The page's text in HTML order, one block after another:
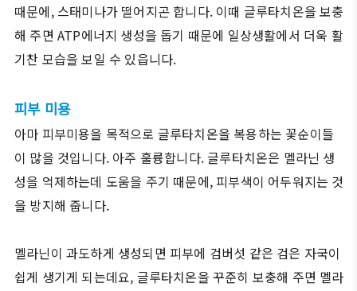
때문에, 스태미나가 떨어지곤 합니다. 이때 글루타치온을 보충
해 주면 ATP에너지 생성을 돕기 때문에 일상생활에서 더욱 활
기찬 모습을 보일 수 있읍니다.
피부 미용
아마 피부미용을 목적으로 글루타치온을 복용하는 꽃순이들
이 많을 것입니다. 아주 훌륭합니다. 글루타치온은 멜라닌 생
성을 억제하는데 도움을 주기 때문에, 피부색이 어두워지는 것
을 방지해 줍니다.
멜라닌이 과도하게 생성되면 피부에 검버섯 같은 검은 자국이
쉽게 생기게 되는데요, 글루타치온을 꾸준히 보충해 주면 멜라